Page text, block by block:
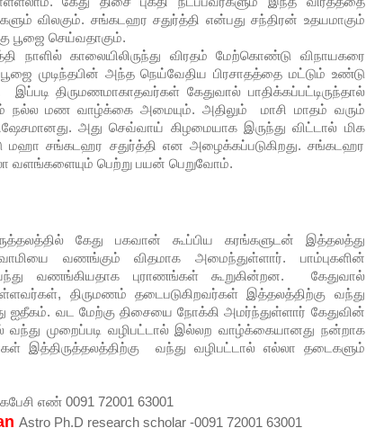
விலகும். சங்கடஹர சதுர்த்தி என்பது சந்திரன் உதயமாகும்
பூஜை செய்வதாகும்.
நாளில் காலையிலிருந்து விரதம் மேற்கொண்டு விநாயகரை
முடிந்தபின் அந்த நெய்வேதிய பிரசாதத்தை மட்டும் உண்டு
திருமணமாகாதவர்கள் கேதுவால் பாதிக்கப்பட்டிருந்தால்
நல்ல மண வாழ்க்கை அமையும். அதிலும் மாசி மாதம் வரும்
அது செவ்வாய் கிழமையாக இருந்து விட்டால் மிக
மஹா சங்கடஹர சதுர்த்தி என அழைக்கப்படுகிறது. சங்கடஹர
வளங்களையும் பெற்று பயன் பெறுவோம்.
கேது பகவான் கூப்பிய கரங்களுடன் இத்தலத்து
வணங்கும் விதமாக அமைந்துள்ளார். பாம்புகளின்
வணங்கியதாக புராணங்கள் கூறுகின்றன. கேதுவால்
திருமணம் தடைபடுகிறவர்கள் இத்தலத்திற்கு வந்து
ஐதீகம். வட மேற்கு திசையை நோக்கி அமர்ந்துள்ளார் கேதுவின்
வந்து முறைப்படி வழிபட்டால் இல்லற வாழ்க்கையானது நன்றாக
இத்திருத்தலத்திற்கு வந்து வழிபட்டால் எல்லா தடைகளும்
எண் 0091 72001 63001
Astro Ph.D research scholar -0091 72001 63001